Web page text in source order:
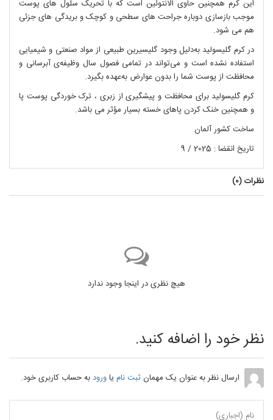
این کرم همچنین حاوی آلانتوئین است که با تحریک سلول های پوست
موجب بازسازی دوباره جراحت های سطحی و کوچک و بریدگی های جزئی
هم می شود.
در کرم گلیسولید به‌دلیل وجود گلیسیرین طبیعی از مواد صنعتی و شیمیایی
استفاده نشده است و می‌تواند در تمامی فصول سال وظیفه‌ی آبرسانی و
محافظت از پوست شما را بدون عوارض به‌عهده بگیرد.
کرم گلیسولید برای محافظت و پیشگیری از زبری ، ترک خوردگی پوست پا
و همچنین خنک کردن پاهای خسته بسیار مؤثر می باشد.
ساخت کشور آلمان
تاریخ انقضا : 2025 / 9
نظرات (0
)
هیچ نظری در اینجا وجود ندارد
نظر خود را اضافه کنید.
ارسال نظر به عنوان یک مهمانثبت نام یاورودبه حساب کاربری خود.
نام (اجباری)